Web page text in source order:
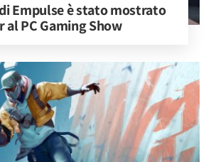
Empulse è stato mostrato
al PC Gaming Show